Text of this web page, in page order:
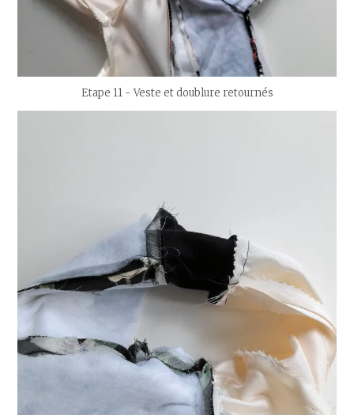
Etape 11 - Veste et doublure retournés